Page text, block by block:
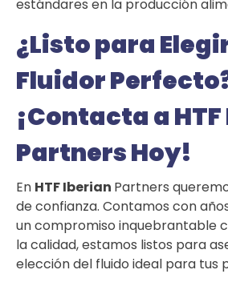
estándares en la producción
¿Listo para
Fluidor
¡Contacta a
Partners Hoy!
En HTF Iberian Partners
de confianza. Contamos con
un compromiso inquebrantable
la calidad, estamos listos para
elección del fluido ideal para tus